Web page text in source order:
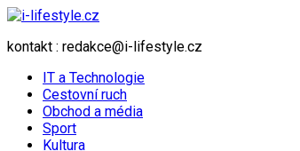
kontakt : redakce@i-lifestyle.cz
IT a Technologie
Cestovní ruch
Obchod a média
Sport
Kultura